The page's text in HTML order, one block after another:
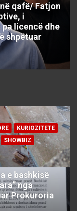
qafë/ Fatjon
i
licencë dhe
shpëtuar
KURIOZITETE
SHOWBIZ
e bashkisë
nga
Prokuroria